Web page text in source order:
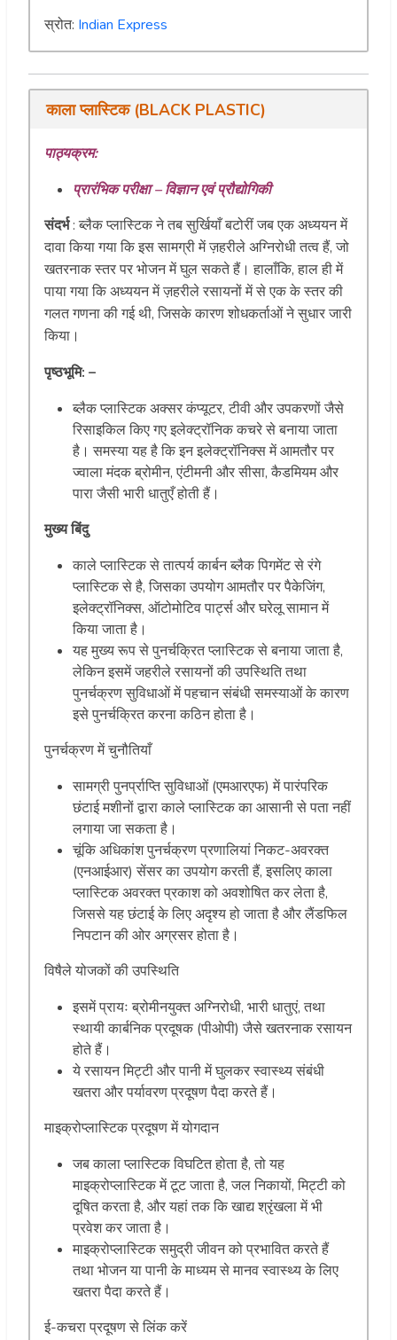
स्रोत: Indian Express
काला प्लास्टिक (BLACK PLASTIC)
पाठ्यक्रम:
प्रारंभिक परीक्षा – विज्ञान एवं प्रौद्योगिकी
संदर्भ: ब्लैक प्लास्टिक ने तब सुर्खियाँ बटोरीं जब एक अध्ययन में
दावा किया गया कि इस सामग्री में ज़हरीले अग्निरोधी तत्व हैं, जो
खतरनाक स्तर पर भोजन में घुल सकते हैं। हालाँकि, हाल ही में
पाया गया कि अध्ययन में ज़हरीले रसायनों में से एक के स्तर की
गलत गणना की गई थी, जिसके कारण शोधकर्ताओं ने सुधार जारी
किया।
पृष्ठभूमि: –
ब्लैक प्लास्टिक अक्सर कंप्यूटर, टीवी और उपकरणों जैसे
रिसाइकिल किए गए इलेक्ट्रॉनिक कचरे से बनाया जाता
है। समस्या यह है कि इन इलेक्ट्रॉनिक्स में आमतौर पर
ज्वाला मंदक ब्रोमीन, एंटीमनी और सीसा, कैडमियम और
पारा जैसी भारी धातुएँ होती हैं।
मुख्य बिंदु
काले प्लास्टिक से तात्पर्य कार्बन ब्लैक पिगमेंट से रंगे
प्लास्टिक से है, जिसका उपयोग आमतौर पर पैकेजिंग,
इलेक्ट्रॉनिक्स, ऑटोमोटिव पार्ट्स और घरेलू सामान में
किया जाता है।
यह मुख्य रूप से पुनर्चक्रित प्लास्टिक से बनाया जाता है,
लेकिन इसमें जहरीले रसायनों की उपस्थिति तथा
पुनर्चक्रण सुविधाओं में पहचान संबंधी समस्याओं के कारण
इसे पुनर्चक्रित करना कठिन होता है।
पुनर्चक्रण में चुनौतियाँ
सामग्री पुनर्प्राप्ति सुविधाओं (एमआरएफ) में पारंपरिक
छंटाई मशीनों द्वारा काले प्लास्टिक का आसानी से पता नहीं
लगाया जा सकता है।
चूंकि अधिकांश पुनर्चक्रण प्रणालियां निकट-अवरक्त
(एनआईआर) सेंसर का उपयोग करती हैं, इसलिए काला
प्लास्टिक अवरक्त प्रकाश को अवशोषित कर लेता है,
जिससे यह छंटाई के लिए अदृश्य हो जाता है और लैंडफिल
निपटान की ओर अग्रसर होता है।
विषैले योजकों की उपस्थिति
इसमें प्रायः ब्रोमीनयुक्त अग्निरोधी, भारी धातुएं, तथा
स्थायी कार्बनिक प्रदूषक (पीओपी) जैसे खतरनाक रसायन
होते हैं।
ये रसायन मिट्टी और पानी में घुलकर स्वास्थ्य संबंधी
खतरा और पर्यावरण प्रदूषण पैदा करते हैं।
माइक्रोप्लास्टिक प्रदूषण में योगदान
जब काला प्लास्टिक विघटित होता है, तो यह
माइक्रोप्लास्टिक में टूट जाता है, जल निकायों, मिट्टी को
दूषित करता है, और यहां तक कि खाद्य श्रृंखला में भी
प्रवेश कर जाता है।
माइक्रोप्लास्टिक समुद्री जीवन को प्रभावित करते हैं
तथा भोजन या पानी के माध्यम से मानव स्वास्थ्य के लिए
खतरा पैदा करते हैं।
ई-कचरा प्रदूषण से लिंक करें